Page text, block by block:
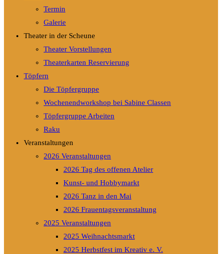
Termin
Galerie
Theater in der Scheune
Theater Vorstellungen
Theaterkarten Reservierung
Töpfern
Die Töpfergruppe
Wochenendworkshop bei Sabine Classen
Töpfergruppe Arbeiten
Raku
Veranstaltungen
2026 Veranstaltungen
2026 Tag des offenen Atelier
Kunst- und Hobbymarkt
2026 Tanz in den Mai
2026 Frauentagsveranstaltung
2025 Veranstaltungen
2025 Weihnachtsmarkt
2025 Herbstfest im Kreativ e. V.